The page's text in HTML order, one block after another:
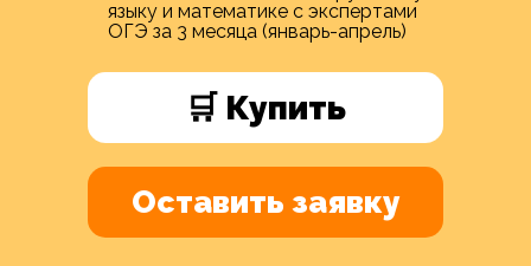
🛒 Купить
Оставить заявку
языку и математике с экспертами
ОГЭ за 3 месяца (январь-апрель)